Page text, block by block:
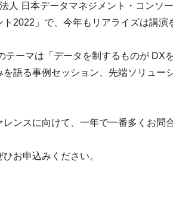
人 日本データマネジメント・コンソ
2022」で、今年もリアライズは講演
テーマは「データを制するものが DX
語る事例セッション、先端ソリュー
ンスに向けて、一年で一番多くお問
お申込みください。